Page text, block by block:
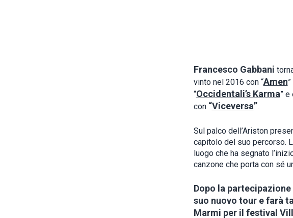
Francesco Gabbani
vinto nel 2016 con “Amen
“Occidentali’s Karma”
con “Viceversa”.
Sul palco dell’Ariston
capitolo del suo percorso.
luogo che ha segnato
canzone che porta con sé
Dopo la
suo nuovo tour e farà
Marmi per il festival